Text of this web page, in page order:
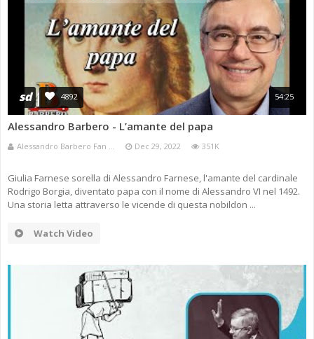
sd 4892 54:25
Alessandro Barbero - L’amante del papa
Alessandro Barbero Fan ... Dec 29, 2022 351K
Giulia Farnese sorella di Alessandro Farnese, l'amante del cardinale
Rodrigo Borgia, diventato papa con il nome di Alessandro VI nel 1492.
Una storia letta attraverso le vicende di questa nobildon ...
Watch Video